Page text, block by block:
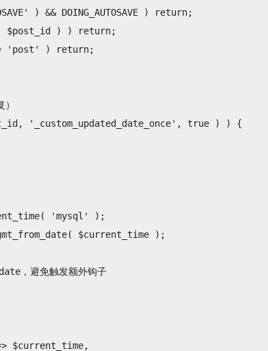
) && DOING_AUTOSAVE ) return;
$post_id ) ) return;
'post' ) return;
'_custom_updated_date_once', true ) ) {
'mysql' );
$current_time );
，避免触发额外钩子
$current_time,